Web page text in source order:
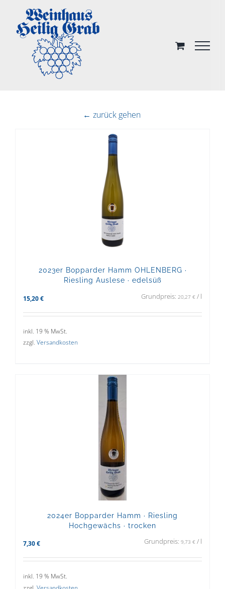
content
← zurück gehen
2023er Bopparder Hamm OHLENBERG ·
Riesling Auslese · edelsüß
15,20 € Grundpreis: 20,27 € / l
inkl. 19 % MwSt.
zzgl. Versandkosten
2024er Bopparder Hamm · Riesling
Hochgewächs · trocken
7,30 € Grundpreis: 9,73 € / l
inkl. 19 % MwSt.